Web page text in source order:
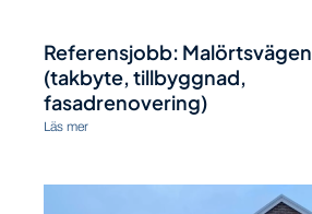
Referensjobb: Malörtsvägen
(takbyte, tillbyggnad,
fasadrenovering)
Läs mer